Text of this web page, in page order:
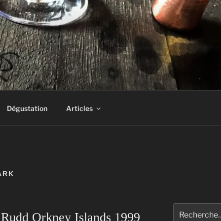
UN DRAM!
Dégustation Articles
Orkney Islands 1999